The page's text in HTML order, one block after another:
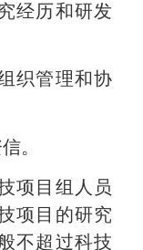
经历和研发
织管理和协
。
项目组人员
项目的研究
不超过科技